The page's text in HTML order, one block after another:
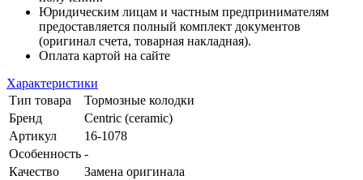
Юридическим лицам и частным предпринимателям
предоставляется полный комплект документов
(оригинал счета, товарная накладная).
Оплата картой на сайте
Характеристики
Тип товара
Тормозные колодки
Бренд
Centric (ceramic)
Артикул
16-1078
Особенность -
Качество
Замена оригинала